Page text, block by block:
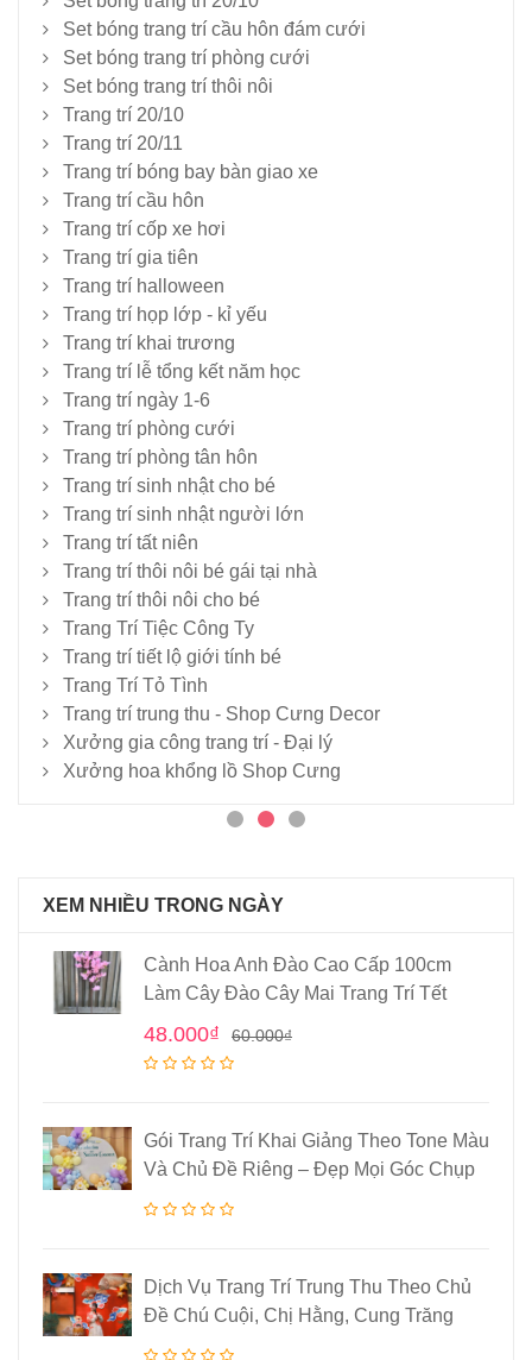
Set bóng trang trí cầu hôn đám cưới
Set bóng trang trí phòng cưới
Set bóng trang trí thôi nôi
Trang trí 20/10
Trang trí 20/11
Trang trí bóng bay bàn giao xe
Trang trí cầu hôn
Trang trí cốp xe hơi
Trang trí gia tiên
Trang trí halloween
Trang trí họp lớp - kỉ yếu
Trang trí khai trương
Trang trí lễ tổng kết năm học
Trang trí ngày 1-6
Trang trí phòng cưới
Trang trí phòng tân hôn
Trang trí sinh nhật cho bé
Trang trí sinh nhật người lớn
Trang trí tất niên
Trang trí thôi nôi bé gái tại nhà
Trang trí thôi nôi cho bé
Trang Trí Tiệc Công Ty
Trang trí tiết lộ giới tính bé
Trang Trí Tỏ Tình
Trang trí trung thu - Shop Cưng Decor
Xưởng gia công trang trí - Đại lý
Xưởng hoa khổng lồ Shop Cưng
XEM NHIỀU TRONG NGÀY
Cành Hoa Anh Đào Cao Cấp 100cm
Làm Cây Đào Cây Mai Trang Trí Tết
60.000₫
48.000₫
Gói Trang Trí Khai Giảng Theo Tone Màu
Và Chủ Đề Riêng – Đẹp Mọi Góc Chụp
Dịch Vụ Trang Trí Trung Thu Theo Chủ
Đề Chú Cuội, Chị Hằng, Cung Trăng